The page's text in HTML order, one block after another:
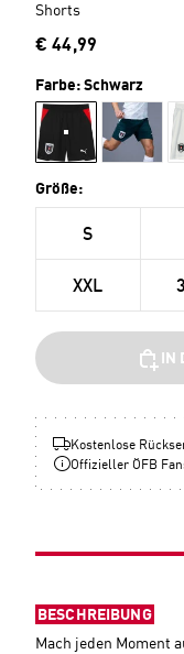
Shorts
€ 44,99
Farbe: Schwarz
Größe:
S
XXL
Kostenlose
Offizieller ÖFB
BESCHREIBUNG
Mach jeden Moment